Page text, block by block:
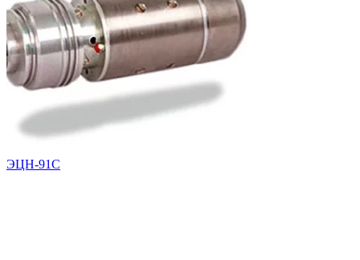
ЭЦН-91С